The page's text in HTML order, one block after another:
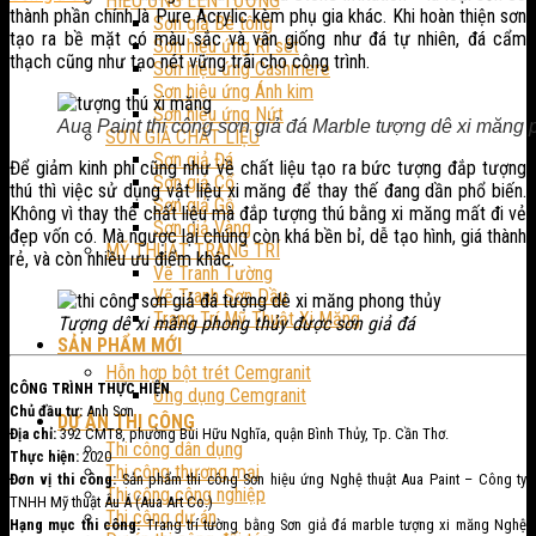
Sơn giả Bê tông
Sơn hiệu ứng Rỉ sét
Sơn hiệu ứng Cashmere
Sơn hiệu ứng Ánh kim
Sơn hiệu ứng Nứt
SƠN GIẢ CHẤT LIỆU
Sơn giả Đá
Sơn giả Cổ
Sơn giả Gỗ
Sơn giả Vàng
MỸ THUẬT TRANG TRÍ
Vẽ Tranh Tường
Vẽ Tranh Sơn Dầu
Trang Trí Mỹ Thuật Xi Măng
SẢN PHẨM MỚI
Hỗn hợp bột trét Cemgranit
Ứng dụng Cemgranit
DỰ ÁN THI CÔNG
Thi công dân dụng
Thi công thương mại
Thi công công nghiệp
Thi công dự án
thành phần chính là Pure Acrylic kèm phụ gia khác. Khi hoàn thiện sơn
tạo ra bề mặt có màu sắc và vân giống như đá tự nhiên, đá cẩm
thạch cũng như tạo nét vững trãi cho công trình.
Aua Paint thi công sơn giả đá Marble tượng dê xi măng
Để giảm kinh phí cũng như về chất liệu tạo ra bức tượng đắp tượng
thú thì việcsử dụng vật liệuxi măng để thay thế đang dần phổ biến.
Không vì thay thế chất liệu mà đắp tượng thú bằng xi măng mất đi vẻ
đẹp vốn có. Mà ngược lại chúng còn khá bền bỉ, dễ tạo hình, giá thành
rẻ, và còn nhiều ưu điểm khác.
Tượng dê xi măng phong thủy được sơn giả đá
CÔNG TRÌNH THỰC HIỆN
Chủ đầu tư: Anh Sơn
Địa chỉ:392 CMT8, phường Bùi Hữu Nghĩa, quận Bình Thủy, Tp. Cần Thơ.
Thực hiện: 2020
Đơn vị thi công:Sản phẩm thi công Sơn hiệu ứng Nghệ thuật Aua Paint – Công ty
TNHH Mỹ thuật Âu Á (Aua Art Co.)
Hạng mục thi công:Trang trí tường bằng Sơn giả đá marble tượng xi măng Nghệ